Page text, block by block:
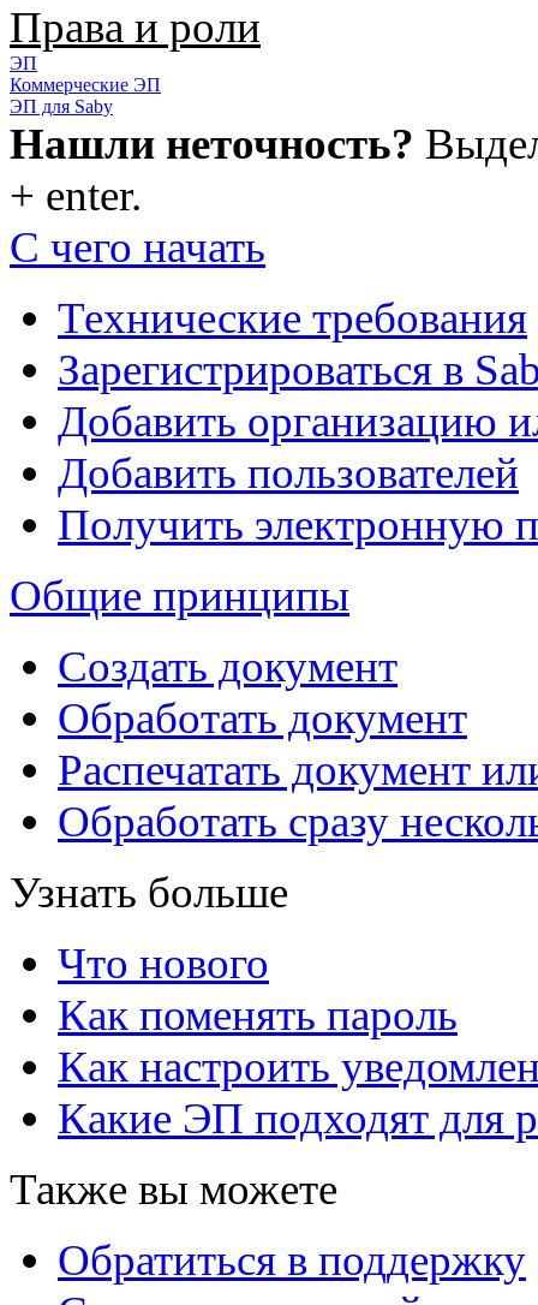
Права и роли
ЭП
Коммерческие ЭП
ЭП для Saby
Нашли неточность?
+ enter.
С чего начать
Технические требования
Зарегистрироваться в
Добавить организацию
Добавить пользователей
Получить электронную
Общие принципы
Создать документ
Обработать документ
Распечатать документ
Обработать сразу
Узнать больше
Что нового
Как поменять пароль
Как настроить
Какие ЭП подходят для
Также вы можете
Обратиться в поддержку